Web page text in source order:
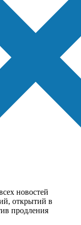
новостей
открытий в
продления